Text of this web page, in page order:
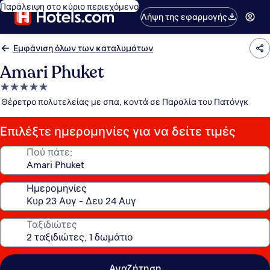
Παράλειψη στο κύριο περιεχόμενο
Λήψη της εφαρμογής
Εμφάνιση όλων των καταλυμάτων
Amari Phuket
Κατάλυμα
με
αστέρια
Θέρετρο πολυτελείας με σπα, κοντά σε Παραλία του Πατόνγκ
Επιλέξτε ημερομηνίες για να δείτε τιμές
Πού πάτε;
Ημερομηνίες
Ταξιδιώτες